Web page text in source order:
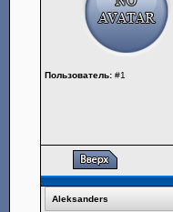
Пользователь: #1
Aleksanders